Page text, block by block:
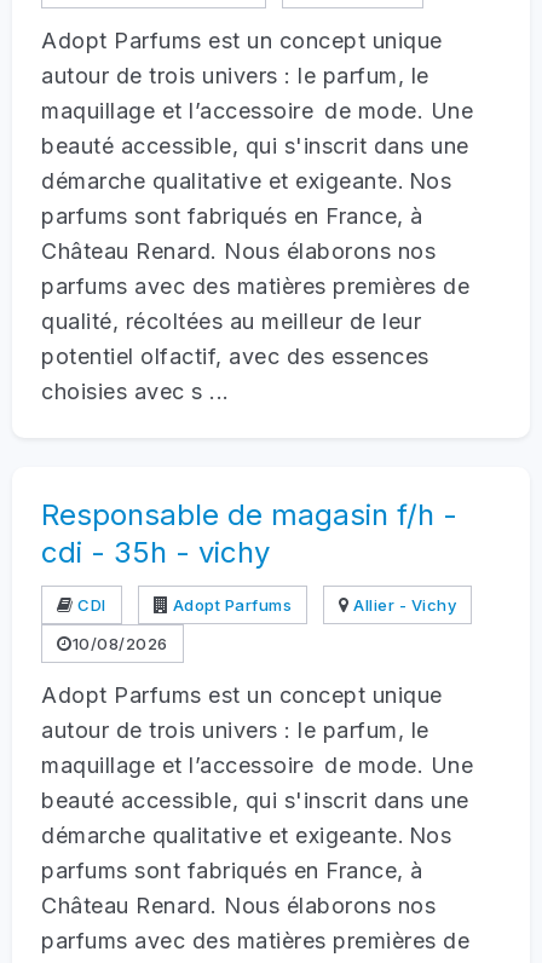
Adopt Parfums est un concept unique
autour de trois univers : le parfum, le
maquillage et l’accessoire de mode. Une
beauté accessible, qui s'inscrit dans une
démarche qualitative et exigeante. Nos
parfums sont fabriqués en France, à
Château Renard. Nous élaborons nos
parfums avec des matières premières de
qualité, récoltées au meilleur de leur
potentiel olfactif, avec des essences
choisies avec s ...
Responsable de magasin f/h -
cdi - 35h - vichy
CDI Adopt Parfums
Allier - Vichy
10/08/2026
Adopt Parfums est un concept unique
autour de trois univers : le parfum, le
maquillage et l’accessoire de mode. Une
beauté accessible, qui s'inscrit dans une
démarche qualitative et exigeante. Nos
parfums sont fabriqués en France, à
Château Renard. Nous élaborons nos
parfums avec des matières premières de